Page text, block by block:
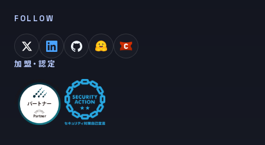
FOLLOW
加盟・認定